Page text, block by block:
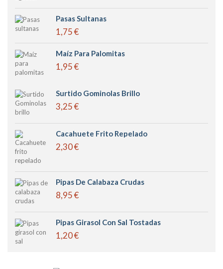
Pasas Sultanas
1,75 €
Maíz Para Palomitas
1,95 €
Surtido Gominolas Brillo
3,25 €
Cacahuete Frito Repelado
2,30 €
Pipas De Calabaza Crudas
8,95 €
Pipas Girasol Con Sal Tostadas
1,20 €